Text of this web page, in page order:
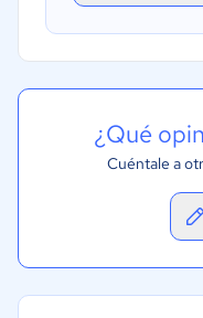
¿Qué
Cuéntale a